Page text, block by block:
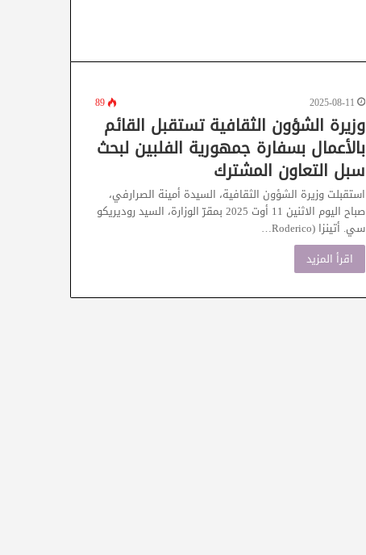
2025-08-11
89
وزيرة الشؤون الثقافية تستقبل القائم
بالأعمال بسفارة جمهورية الفلبين لبحث
سبل التعاون المشترك
استقبلت وزيرة الشؤون الثقافية، السيدة أمينة الصرارفي،
صباح اليوم الاثنين 11 أوت 2025 بمقرّ الوزارة، السيد روديريكو
سي. أتينزا (Roderico…
اقرأ المزيد